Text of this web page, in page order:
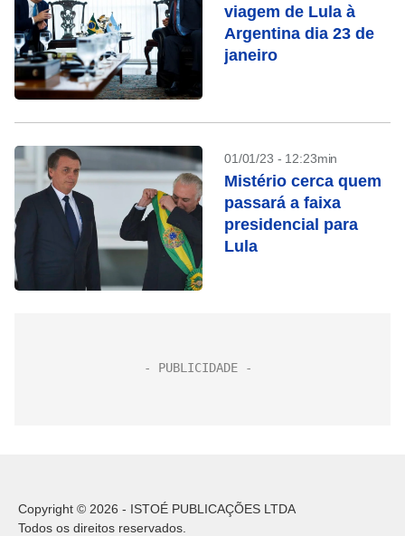
viagem de Lula à
Argentina dia 23 de
janeiro
01/01/23 - 12:23min
Mistério cerca quem
passará a faixa
presidencial para
Lula
Copyright © 2026 - ISTOÉ PUBLICAÇÕES LTDA
Todos os direitos reservados.